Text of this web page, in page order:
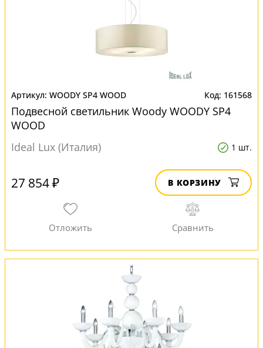
WOODY SP4 WOOD 161568
Подвесной светильник Woody WOODY SP4
WOOD
Ideal Lux (Италия)
1 шт.
27 854 ₽ В КОРЗИНУ